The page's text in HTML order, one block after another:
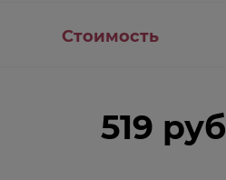
Стоимость
519 руб